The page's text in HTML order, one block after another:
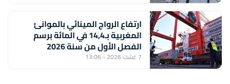
ارتفاع الرواج المينائي بالموانئ
المغربية بـ14,4 في المائة برسم
الفصل الأول من سنة 2026
7 غشت 2026 - 13:06